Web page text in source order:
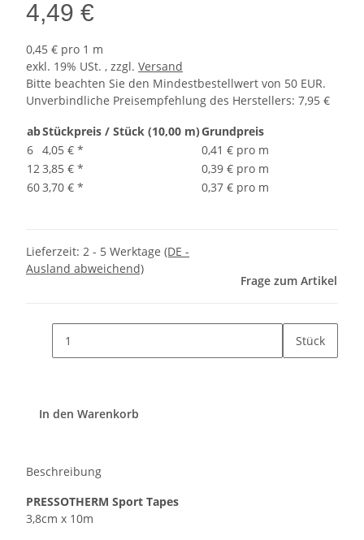
4,49 €
0,45 € pro 1 m
exkl. 19% USt. , zzgl. Versand
Bitte beachten Sie den Mindestbestellwert von 50 EUR.
Unverbindliche Preisempfehlung des Herstellers: 7,95 €
abStückpreis / Stück (10,00 m)Grundpreis
6 4,05 € *
0,41 € pro m
123,85 € *
0,39 € pro m
603,70 € * 0,37 € pro m
Lieferzeit: 2 - 5 Werktage (DE -
Ausland abweichend)
Frage zum Artikel
Stück
In den Warenkorb
Beschreibung
PRESSOTHERM Sport Tapes
3,8cm x 10m